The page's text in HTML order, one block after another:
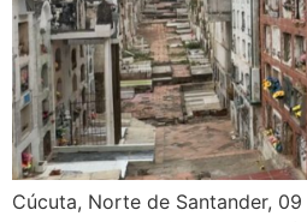
Cúcuta, Norte de Santander,